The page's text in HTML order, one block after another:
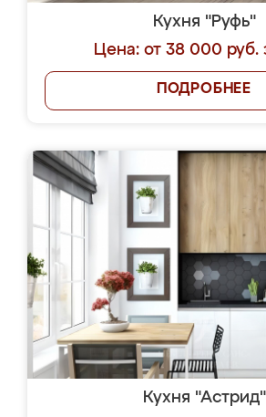
Кухня "Руфь"
Цена: от 38 000 руб.
ПОДРОБНЕЕ
Кухня "Астрид"